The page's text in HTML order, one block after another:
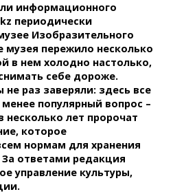
информационного
периодически
Изобразительного
музея пережило несколько
в нем холодно настолько,
себе дороже.
раз заверяли: здесь все
популярный вопрос –
лет пророчат
которое
нормам для хранения
ответами редакция
управление культуры,